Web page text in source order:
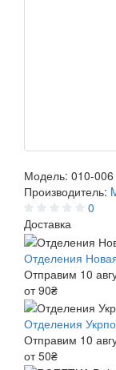
Модель: 010-006
Производитель:
0
Доставка
Отделения
Отправим 10
от 90₴
Отделения
Отправим 10
от 50₴